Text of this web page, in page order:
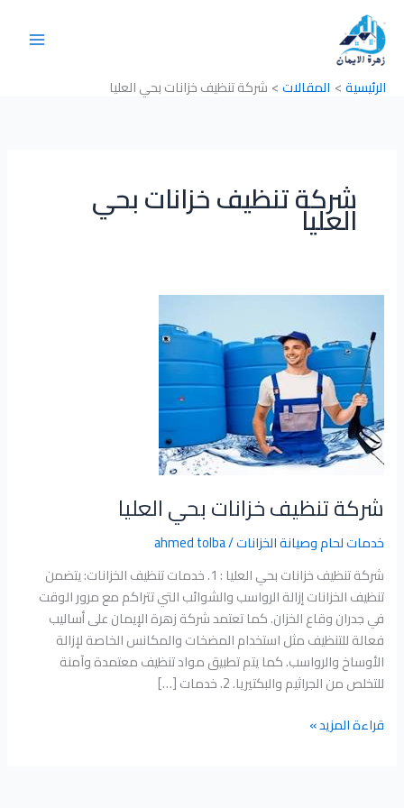
المحتوى
الرئيسية
المقالات شركة تنظيف خزانات بحي العليا
شركة تنظيف خزانات بحي
العليا
شركة تنظيف خزانات بحي العليا
خدمات لحام وصيانة الخزانات/
ahmed tolba
شركة تنظيف خزانات بحي العليا : 1. خدمات تنظيف الخزانات: يتضمن
تنظيف الخزانات إزالة الرواسب والشوائب التي تتراكم مع مرور الوقت
في جدران وقاع الخزان. كما تعتمد شركة زهرة الإيمان على أساليب
فعالة للتنظيف مثل استخدام المضخات والمكانس الخاصة لإزالة
الأوساخ والرواسب. كما يتم تطبيق مواد تنظيف معتمدة وآمنة
للتخلص من الجراثيم والبكتيريا. 2. خدمات […]
تنظيف
خزانات
بحي
العليا
قراءة المزيد »